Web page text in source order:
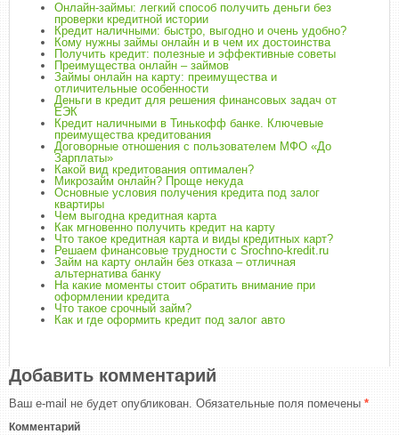
Онлайн-займы: легкий способ получить деньги без
проверки кредитной истории
Кредит наличными: быстро, выгодно и очень удобно?
Кому нужны займы онлайн и в чем их достоинства
Получить кредит: полезные и эффективные советы
Преимущества онлайн – займов
Займы онлайн на карту: преимущества и
отличительные особенности
Деньги в кредит для решения финансовых задач от
ЕЭК
Кредит наличными в Тинькофф банке. Ключевые
преимущества кредитования
Договорные отношения с пользователем МФО «До
Зарплаты»
Какой вид кредитования оптимален?
Микрозайм онлайн? Проще некуда
Основные условия получения кредита под залог
квартиры
Чем выгодна кредитная карта
Как мгновенно получить кредит на карту
Что такое кредитная карта и виды кредитных карт?
Решаем финансовые трудности с Srochno-kredit.ru
Займ на карту онлайн без отказа – отличная
альтернатива банку
На какие моменты стоит обратить внимание при
оформлении кредита
Что такое срочный займ?
Как и где оформить кредит под залог авто
Добавить комментарий
Ваш e-mail не будет опубликован. Обязательные поля помечены *
Комментарий